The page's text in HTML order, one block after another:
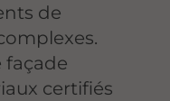
de
façade
certifiés